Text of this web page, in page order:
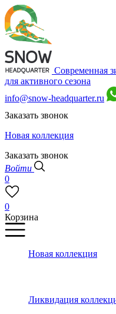
Современная
для активного сезона
info@snow-headquarter.ru
Заказать звонок
Новая коллекция
Заказать звонок
Войти
0
0
Корзина
Новая коллекция
Ликвидация